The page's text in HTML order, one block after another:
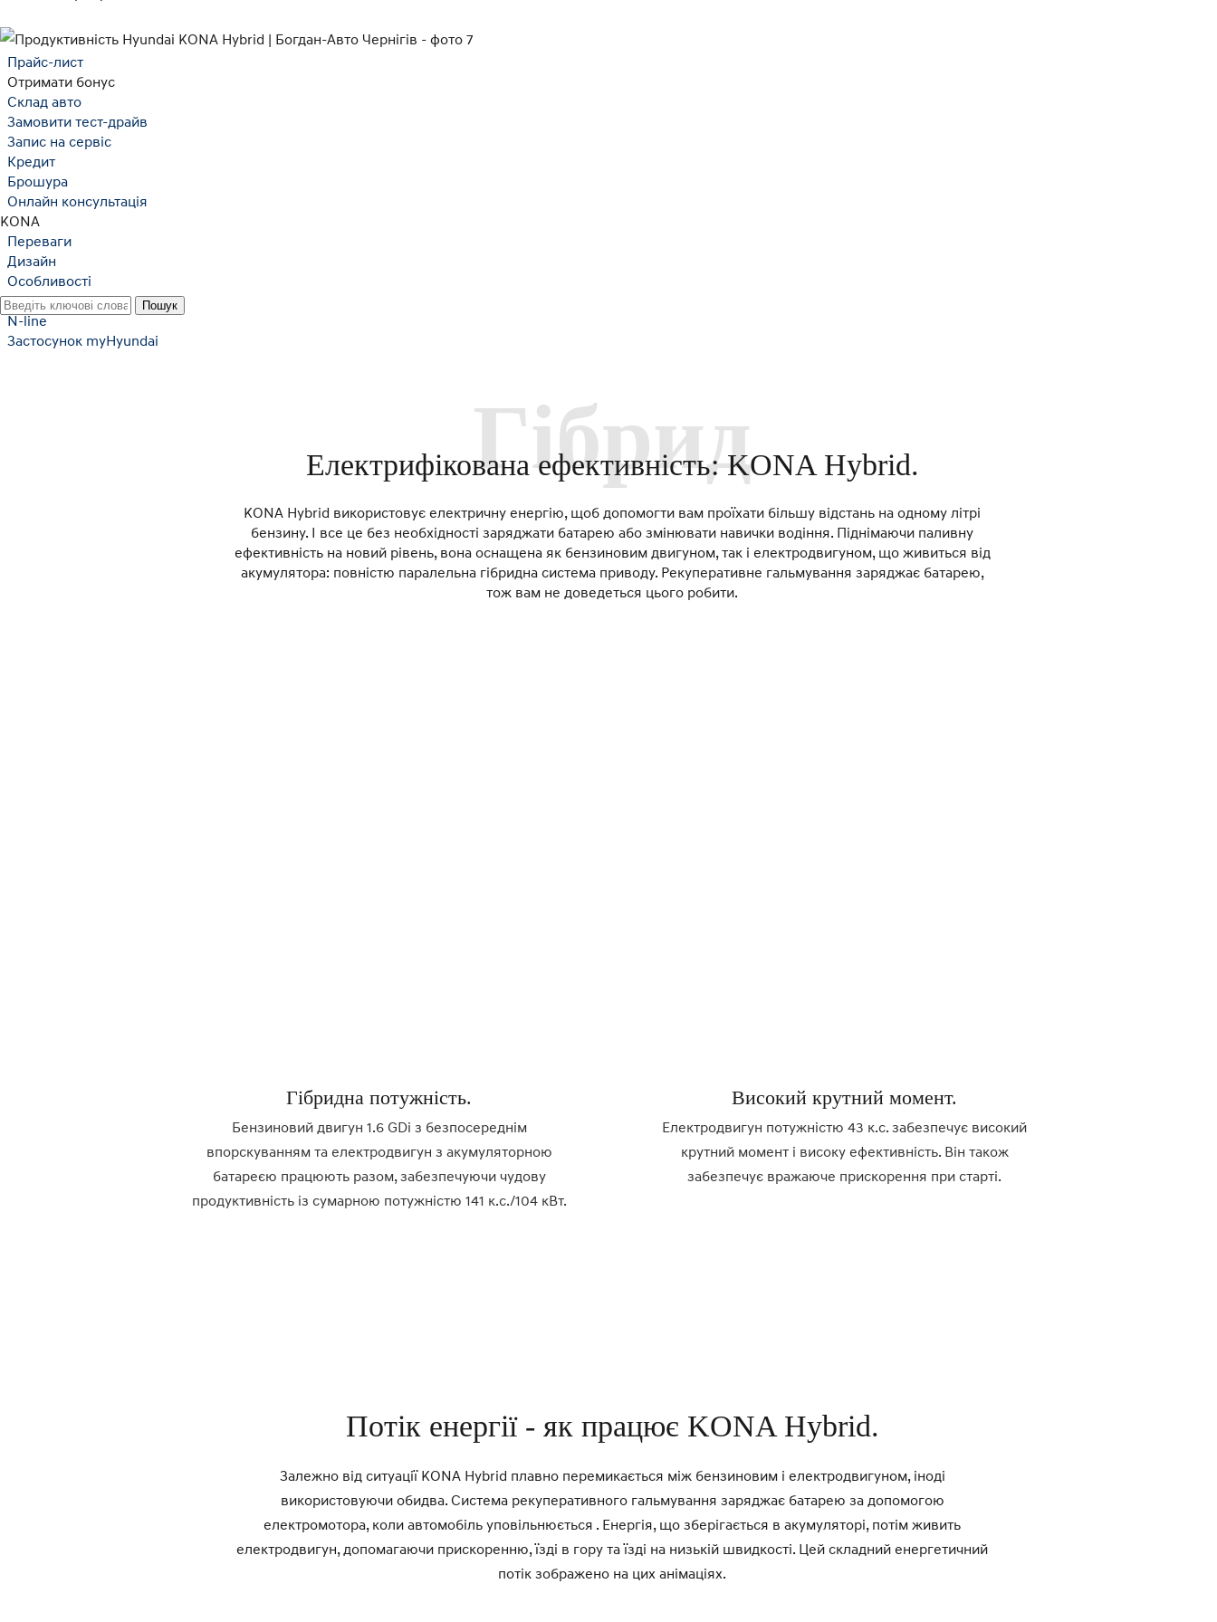
Прайс-лист
Отримати бонус
Cклад авто
Замовити тест-драйв
Запис на сервіс
Кредит
Брошура
Онлайн консультація
KONA
Переваги
Дизайн
Особливості
Продуктивність
N-line
Застосунок myHyundai
Гібрид
Електрифікована ефективність: KONA Hybrid.
KONA Hybrid використовує електричну енергію, щоб допомогти вам проїхати більшу відстань на одному літрі
бензину. І все це без необхідності заряджати батарею або змінювати навички водіння. Піднімаючи паливну
ефективність на новий рівень, вона оснащена як бензиновим двигуном, так і електродвигуном, що живиться від
акумулятора: повністю паралельна гібридна система приводу. Рекуперативне гальмування заряджає батарею,
тож вам не доведеться цього робити.
Гібридна потужність.
Бензиновий двигун 1.6 GDi з безпосереднім
впорскуванням та електродвигун з акумуляторною
батареєю працюють разом, забезпечуючи чудову
продуктивність із сумарною потужністю 141 к.с./104 кВт.
Високий крутний момент.
Електродвигун потужністю 43 к.с. забезпечує високий
крутний момент і високу ефективність. Він також
забезпечує вражаюче прискорення при старті.
Потік енергії - як працює KONA Hybrid.
Залежно від ситуації KONA Hybrid плавно перемикається між бензиновим і електродвигуном, іноді
використовуючи обидва. Система рекуперативного гальмування заряджає батарею за допомогою
електромотора, коли автомобіль уповільнюється . Енергія, що зберігається в акумуляторі, потім живить
електродвигун, допомагаючи прискоренню, їзді в гору та їзді на низькій швидкості. Цей складний енергетичний
потік зображено на цих анімаціях.